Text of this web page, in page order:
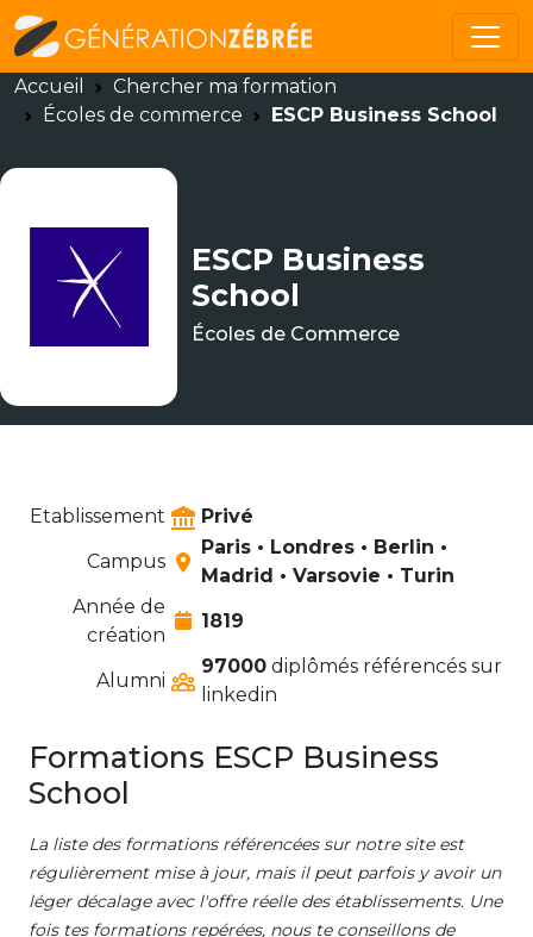
Accueil
Chercher ma formation
Écoles de commerce
ESCP Business School
ESCP Business
School
Écoles de Commerce
Etablissement
Privé
Campus
Paris • Londres • Berlin •
Madrid • Varsovie • Turin
Année de
création
1819
Alumni
97000 diplômés référencés sur
linkedin
Formations ESCP Business
School
La liste des formations référencées sur notre site est
régulièrement mise à jour, mais il peut parfois y avoir un
léger décalage avec l'offre réelle des établissements. Une
fois tes formations repérées, nous te conseillons de